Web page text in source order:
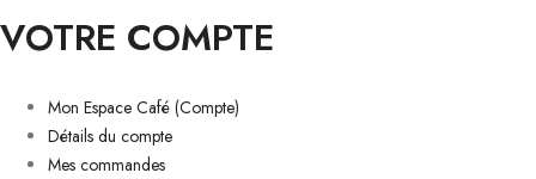
VOTRE COMPTE
Mon Espace Café (Compte)
Détails du compte
Mes commandes